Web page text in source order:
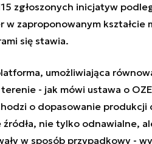
zgłoszonych inicjatyw
zaproponowanym kształcie
się stawia.
umożliwiająca
- jak mówi ustawa o
o dopasowanie produkcji
nie tylko odnawialne,
w sposób przypadkowy -